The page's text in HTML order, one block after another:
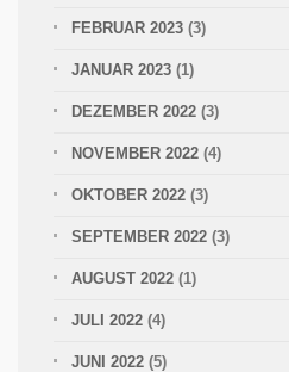
FEBRUAR 2023 (3)
JANUAR 2023 (1)
DEZEMBER 2022 (3)
NOVEMBER 2022 (4)
OKTOBER 2022 (3)
SEPTEMBER 2022 (3)
AUGUST 2022 (1)
JULI 2022 (4)
JUNI 2022 (5)